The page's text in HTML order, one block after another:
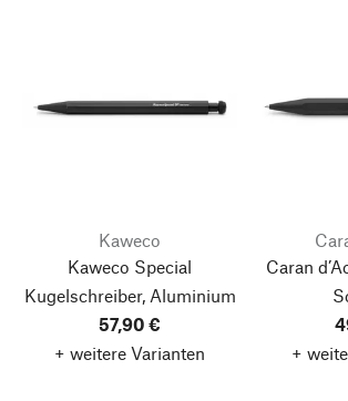
Kaweco
Kaweco Special
Kugelschreiber, Aluminium
57,90 €
+ weitere Varianten
Caran
+